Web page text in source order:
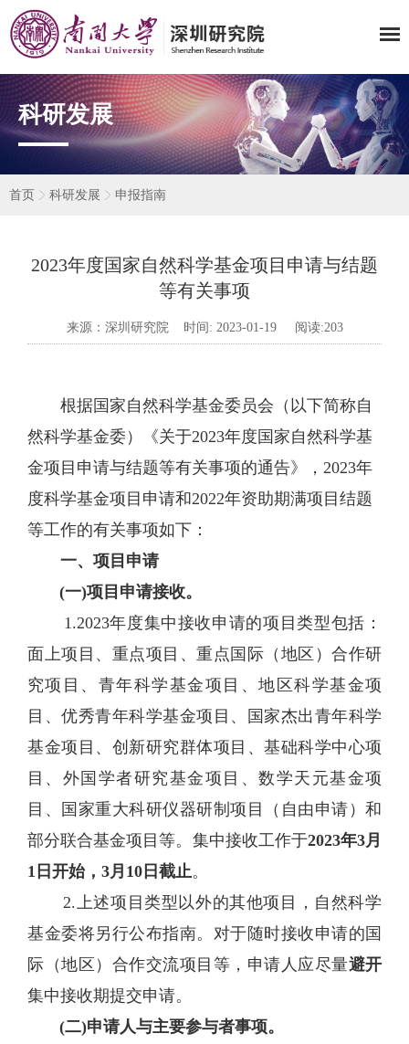
科研发展
首页 科研发展 申报指南
2023年度国家自然科学基金项目申请与结题
等有关事项
来源：深圳研究院 时间: 2023-01-19 阅读:203
根据国家自然科学基金委员会（以下简称自
然科学基金委）《关于2023年度国家自然科学基
金项目申请与结题等有关事项的通告》， 2023年
度科学基金项目申请和2022年资助期满项目结题
等工作的有关事项如下：
一、项目申请
(一)项目申请接收。
1.2023年度集中接收申请的项目类型包括：
面上项目、重点项目、重点国际（地区）合作研
究项目、青年科学基金项目、地区科学基金项
目、优秀青年科学基金项目、国家杰出青年科学
基金项目、创新研究群体项目、基础科学中心项
目、外国学者研究基金项目、数学天元基金项
目、国家重大科研仪器研制项目（自由申请）和
部分联合基金项目等。集中接收工作于2023年3月
1日开始，3月 10 日截止。
2.上述项目类型以外的其他项目，自然科学
基金委将另行公布指南。对于随时接收申请的国
际（地区）合作交流项目等，申请人应尽量避开
集中接收期提交申请。
(二)申请人与主要参与者事项。